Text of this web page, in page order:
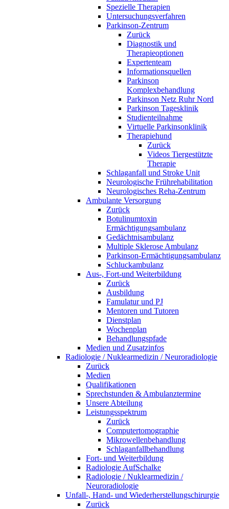
Spezielle Therapien
Untersuchungsverfahren
Parkinson-Zentrum
Zurück
Diagnostik und
Therapieoptionen
Expertenteam
Informationsquellen
Parkinson
Komplexbehandlung
Parkinson Netz Ruhr Nord
Parkinson Tagesklinik
Studienteilnahme
Virtuelle Parkinsonklinik
Therapiehund
Zurück
Videos Tiergestützte
Therapie
Schlaganfall und Stroke Unit
Neurologische Frührehabilitation
Neurologisches Reha-Zentrum
Ambulante Versorgung
Zurück
Botulinumtoxin
Ermächtigungsambulanz
Gedächtnisambulanz
Multiple Sklerose Ambulanz
Parkinson-Ermächtigungsambulanz
Schluckambulanz
Aus-, Fort-und Weiterbildung
Zurück
Ausbildung
Famulatur und PJ
Mentoren und Tutoren
Dienstplan
Wochenplan
Behandlungspfade
Medien und Zusatzinfos
Radiologie / Nuklearmedizin / Neuroradiologie
Zurück
Medien
Qualifikationen
Sprechstunden & Ambulanztermine
Unsere Abteilung
Leistungsspektrum
Zurück
Computertomographie
Mikrowellenbehandlung
Schlaganfallbehandlung
Fort- und Weiterbildung
Radiologie AufSchalke
Radiologie / Nuklearmedizin /
Neuroradiologie
Unfall-, Hand- und Wiederherstellungschirurgie
Zurück